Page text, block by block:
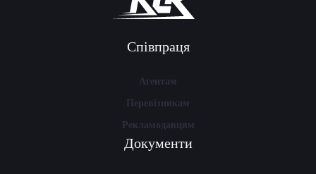
Співпраця
Агентам
Перевізникам
Рекламодавцям
Документи